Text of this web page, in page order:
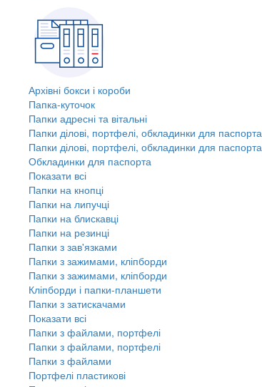
Архівні бокси і короби
Папка-куточок
Папки адресні та вітальні
Папки ділові, портфелі, обкладинки для паспорта
Папки ділові, портфелі, обкладинки для паспорта
Обкладинки для паспорта
Показати всі
Папки на кнопці
Папки на липучці
Папки на блискавці
Папки на резинці
Папки з зав'язками
Папки з зажимами, кліпборди
Папки з зажимами, кліпборди
Кліпборди і папки-планшети
Папки з затискачами
Показати всі
Папки з файлами, портфелі
Папки з файлами, портфелі
Папки з файлами
Портфелі пластикові